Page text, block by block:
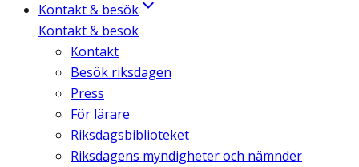
Kontakt & besök
Kontakt & besök
Kontakt
Besök riksdagen
Press
För lärare
Riksdagsbiblioteket
Riksdagens myndigheter och nämnder